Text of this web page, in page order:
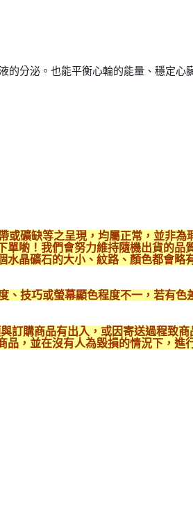
的分泌。也能平衡心輪的能量、穩定心
或礦缺等之呈現，均屬正常，並非為
喲！我們會努力維持隨機出貨的品
水晶礦石的大小、紋路、顏色都會略
、技巧或螢幕顯色程度不一，若有色
訂購商品有出入，或因寄送過程致
，並在沒有人為毀損的情況下，進